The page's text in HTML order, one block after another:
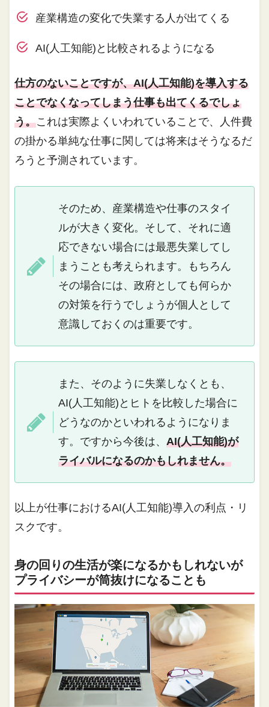
産業構造の変化で失業する人が出てくる
AI(人工知能)と比較されるようになる
仕方のないことですが、AI(人工知能)を導入する
ことでなくなってしまう仕事も出てくるでしょ
う。これは実際よくいわれていることで、人件費
の掛かる単純な仕事に関しては将来はそうなるだ
ろうと予測されています。
そのため、産業構造や仕事のスタイ
ルが大きく変化。そして、それに適
応できない場合には最悪失業してし
まうことも考えられます。もちろん
その場合には、政府としても何らか
の対策を行うでしょうが個人として
意識しておくのは重要です。
また、そのように失業しなくとも、
AI(人工知能)とヒトを比較した場合に
どうなのかといわれるようになりま
す。ですから今後は、AI(人工知能)が
ライバルになるのかもしれません。
以上が仕事におけるAI(人工知能)導入の利点・リ
スクです。
身の回りの生活が楽になるかもしれないが
プライバシーが筒抜けになることも